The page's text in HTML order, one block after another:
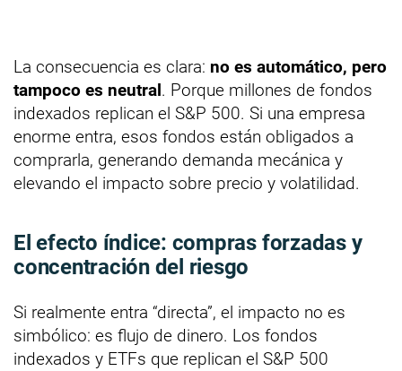
La consecuencia es clara: no es automático, pero
tampoco es neutral. Porque millones de fondos
indexados replican el S&P 500. Si una empresa
enorme entra, esos fondos están obligados a
comprarla, generando demanda mecánica y
elevando el impacto sobre precio y volatilidad.
El efecto índice: compras forzadas y
concentración del riesgo
Si realmente entra “directa”, el impacto no es
simbólico: es flujo de dinero. Los fondos
indexados y ETFs que replican el S&P 500